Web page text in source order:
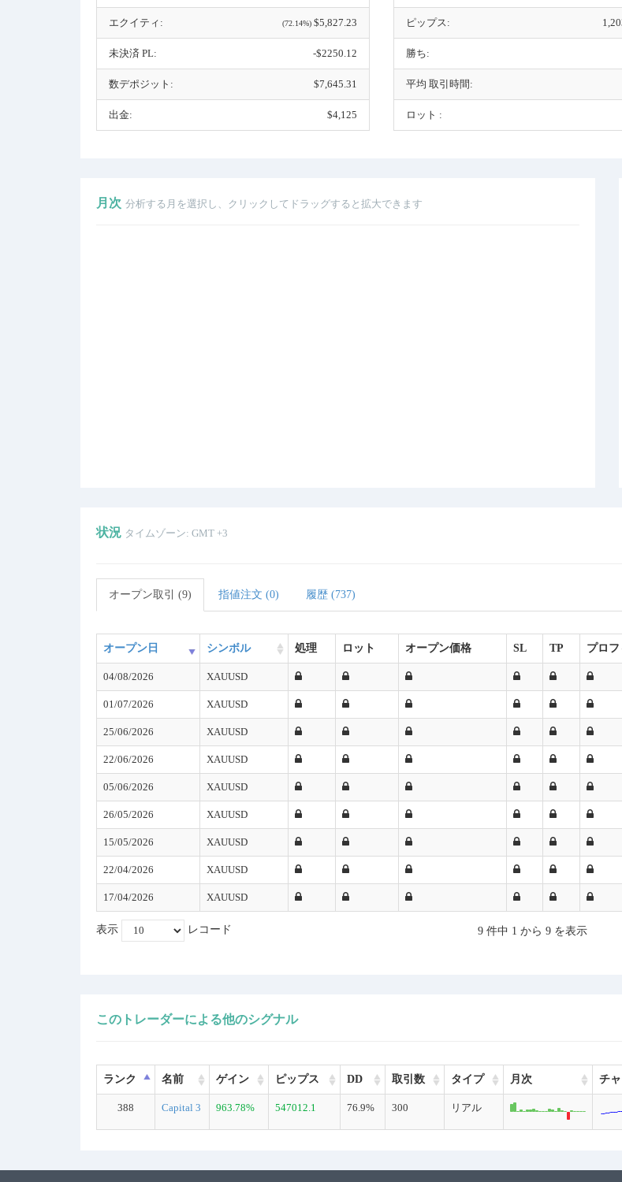
エクイティ: (72.14%)$5,827.23
未決済 PL: -$2250.12
数デポジット: $7,645.31
出金: $4,125
ピップス:
勝ち:
平均 取引時間:
ロット :
月次 分析する月を選択し、クリックしてドラッグすると拡大できます
状況 タイムゾーン: GMT +3
オープン取引 (9) 指値注文 (0) 履歴 (737)
オープン日 シンボル 処理 ロット オープン価格 SL TP プロ
04/08/2026 XAUUSD
01/07/2026 XAUUSD
25/06/2026 XAUUSD
22/06/2026 XAUUSD
05/06/2026 XAUUSD
26/05/2026 XAUUSD
15/05/2026 XAUUSD
22/04/2026 XAUUSD
17/04/2026 XAUUSD
表示 レコード 9 件中 1 から 9 を表示
このトレーダーによる他のシグナル
ランク 名前 ゲイン ピップス DD 取引数 タイプ 月次 チ
388 Capital 3 963.78% 547012.1 76.9% 300 リアル